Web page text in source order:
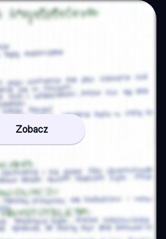
Zobacz